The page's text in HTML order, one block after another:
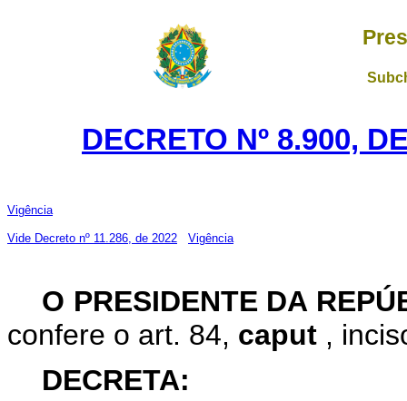
DECRETO Nº 8.900,
Vigência
Vide Decreto nº 11.286, de 2022 Vigência
O PRESIDENTE DA
confere o art. 84, caput ,
DECRETA: